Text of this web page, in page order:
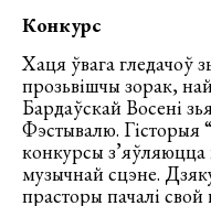
Конкурс
Хаця ўвага гледачоў
прозьвішчы зорак,
Бардаўскай Восені
Фэстывалю. Гісторыя
конкурсы
музычнай сцэне.
прасторы пачалі